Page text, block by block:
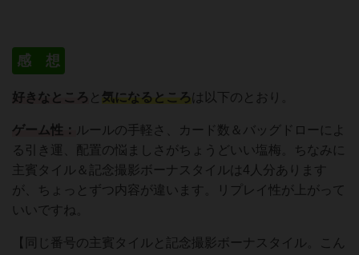
感 想
好きなところ と 気になるところは以下のとおり。
ゲーム性： ルールの手軽さ、カード数＆バッグドローによ
る引き運、配置の悩ましさがちょうどいい塩梅。ちなみに
主賓タイル＆記念撮影ボーナスタイルは4人分あります
が、ちょっとずつ内容が違います。リプレイ性が上がって
いいですね。
【同じ番号の主賓タイルと記念撮影ボーナスタイル。こん